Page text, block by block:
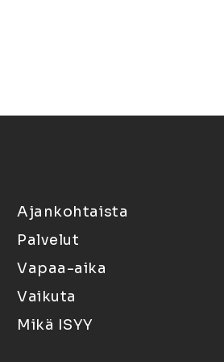
Ajankohtaista
Palvelut
Vapaa-aika
Vaikuta
Mikä ISYY